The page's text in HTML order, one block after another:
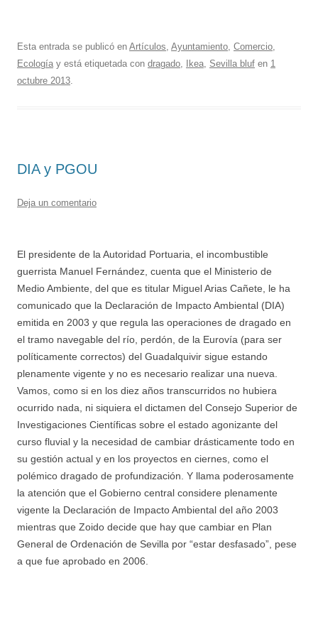
Esta entrada se publicó en Artículos, Ayuntamiento, Comercio,
Ecología y está etiquetada con dragado, Ikea, Sevilla bluf en 1
octubre 2013.
DIA y PGOU
Deja un comentario
El presidente de la Autoridad Portuaria, el incombustible
guerrista Manuel Fernández, cuenta que el Ministerio de
Medio Ambiente, del que es titular Miguel Arias Cañete, le ha
comunicado que la Declaración de Impacto Ambiental (DIA)
emitida en 2003 y que regula las operaciones de dragado en
el tramo navegable del río, perdón, de la Eurovía (para ser
políticamente correctos) del Guadalquivir sigue estando
plenamente vigente y no es necesario realizar una nueva.
Vamos, como si en los diez años transcurridos no hubiera
ocurrido nada, ni siquiera el dictamen del Consejo Superior de
Investigaciones Científicas sobre el estado agonizante del
curso fluvial y la necesidad de cambiar drásticamente todo en
su gestión actual y en los proyectos en ciernes, como el
polémico dragado de profundización. Y llama poderosamente
la atención que el Gobierno central considere plenamente
vigente la Declaración de Impacto Ambiental del año 2003
mientras que Zoido decide que hay que cambiar en Plan
General de Ordenación de Sevilla por “estar desfasado”, pese
a que fue aprobado en 2006.